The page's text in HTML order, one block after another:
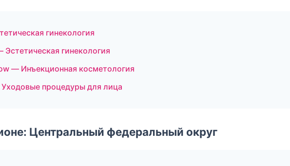
гинекология
гинекология
— Инъекционная косметология
процедуры для лица
Центральный федеральный округ